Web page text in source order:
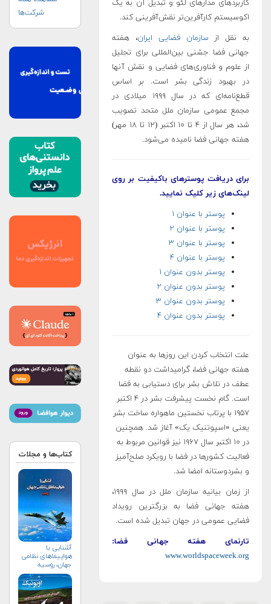
کاربردهای مدارهای لئو و تبدیل آن به یک
اکوسیستم کارآفرین‌تر نقش‌آفرینی کند.
به نقل از سازمان فضایی ایران، هفته
جهانی فضا جشنی بین‌المللی برای تجلیل
از علوم و فناوری‌های فضایی و نقش آنها
در بهبود زندگی بشر است. بر اساس
قطع‌نامه‌ای که در سال ۱۹۹۹ میلادی در
مجمع عمومی سازمان ملل متحد تصویب
شد، هر سال از ۴ تا ۱۰ اکتبر (۱۲ تا ۱۸ مهر)
هفته‌ جهانی فضا نامیده می‌شود.
برای دریافت پوسترهای باکیفیت بر روی
لینک‌های زیر کلیک نمایید.
پوستر با عنوان ۱
پوستر با عنوان ۲
پوستر با عنوان ۳
پوستر با عنوان ۴
پوستر بدون عنوان ۱
پوستر بدون عنوان ۲
پوستر بدون عنوان ۳
پوستر بدون عنوان ۴
علت انتخاب کردن این روزها به عنوان
هفته‌ جهانی فضا، گرامیداشت دو نقطه‌
عطف در تلاش بشر برای دستیابی به فضا
است. گام نخست پیشرفت بشر در ۴ اکتبر
۱۹۵۷ با پرتاب نخستین ماهواره ساخت بشر
یعنی «اسپوتنیک یک» آغاز شد. همچنین
در ۱۰ اکتبر سال ۱۹۶۷ نیز قوانین مربوط به
فعالیت کشورها در فضا با رویکرد صلح‌آمیز
و بشردوستانه امضا شد.
از زمان بیانیه سازمان ملل در سال ۱۹۹۹،
هفته جهانی فضا به بزرگترین رویداد
فضایی عمومی در جهان تبدیل شده است.
تارنمای هفته جهانی فضا:
www.worldspaceweek.org
شرکت‌ها
کتاب‌ها و مجلات
آشنایی با
هواپیماهای نظامی
جهان، روسیه